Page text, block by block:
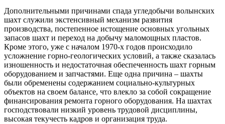
Дополнительными причинами спада угледобычи волынских
шахт служили экстенсивный механизм развития
производства, постепенное истощение основных угольных
запасов шахт и переход на добычу маломощных пластов.
Кроме этого, уже с началом 1970-х годов происходило
усложнение горно-геологических условий, а также сказалась
изношенность и недостаточная обеспеченность шахт горным
оборудованием и запчастями. Еще одна причина – шахты
были обременены содержанием социально-культурных
объектов на своем балансе, что влекло за собой сокращение
финансирования ремонта горного оборудования. На шахтах
господствовали низкий уровень трудовой дисциплины,
высокая текучесть кадров и организация труда.